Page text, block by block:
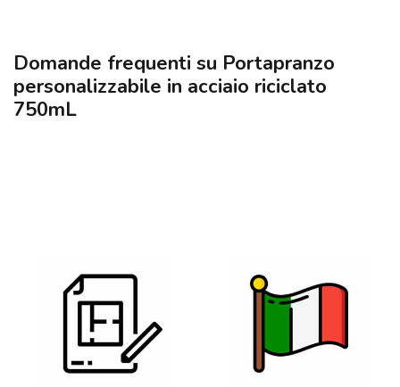
Domande frequenti su Portapranzo
personalizzabile in acciaio riciclato
750mL